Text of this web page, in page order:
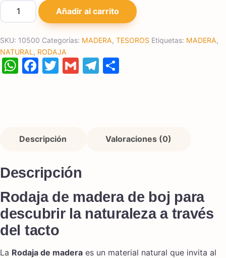
Rodaja de madera de boj cantidad
Añadir al carrito
SKU: 10500 Categorías: MADERA, TESOROS Etiquetas: MADERA,
NATURAL , RODAJA
WhatsApp
Facebook
Twitter
GmailTelegram
Descripción Valoraciones (0)
Descripción
Rodaja de madera de boj para
descubrir la naturaleza a través
del tacto
La Rodaja de madera es un material natural que invita al